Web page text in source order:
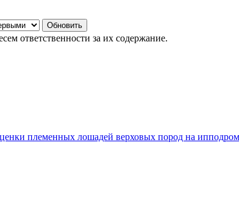
ответственности за их содержание.
племенных лошадей верховых пород на